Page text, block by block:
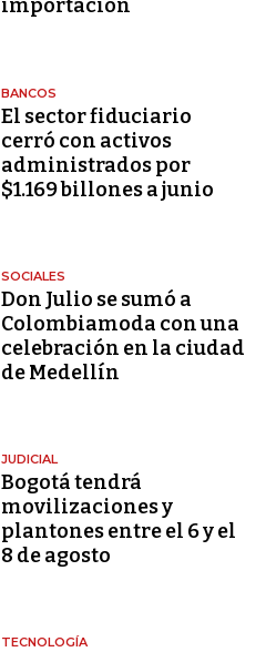
importación
BANCOS
El sector fiduciario
cerró con activos
administrados por
$1.169 billones a junio
SOCIALES
Don Julio se sumó a
Colombiamoda con una
celebración en la ciudad
de Medellín
JUDICIAL
Bogotá tendrá
movilizaciones y
plantones entre el 6 y el
8 de agosto
TECNOLOGÍA